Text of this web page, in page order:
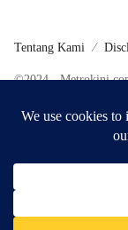
Tentang Kami
©2024 -